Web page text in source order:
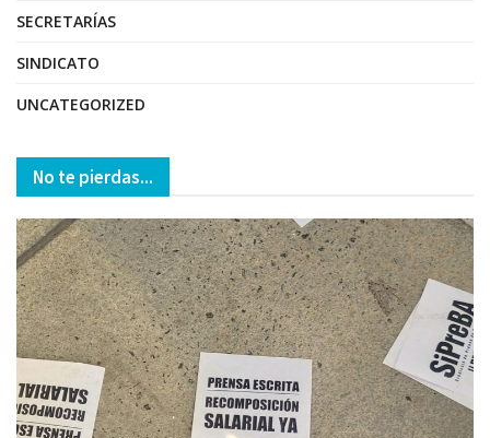
SECRETARÍAS
SINDICATO
UNCATEGORIZED
No te pierdas...